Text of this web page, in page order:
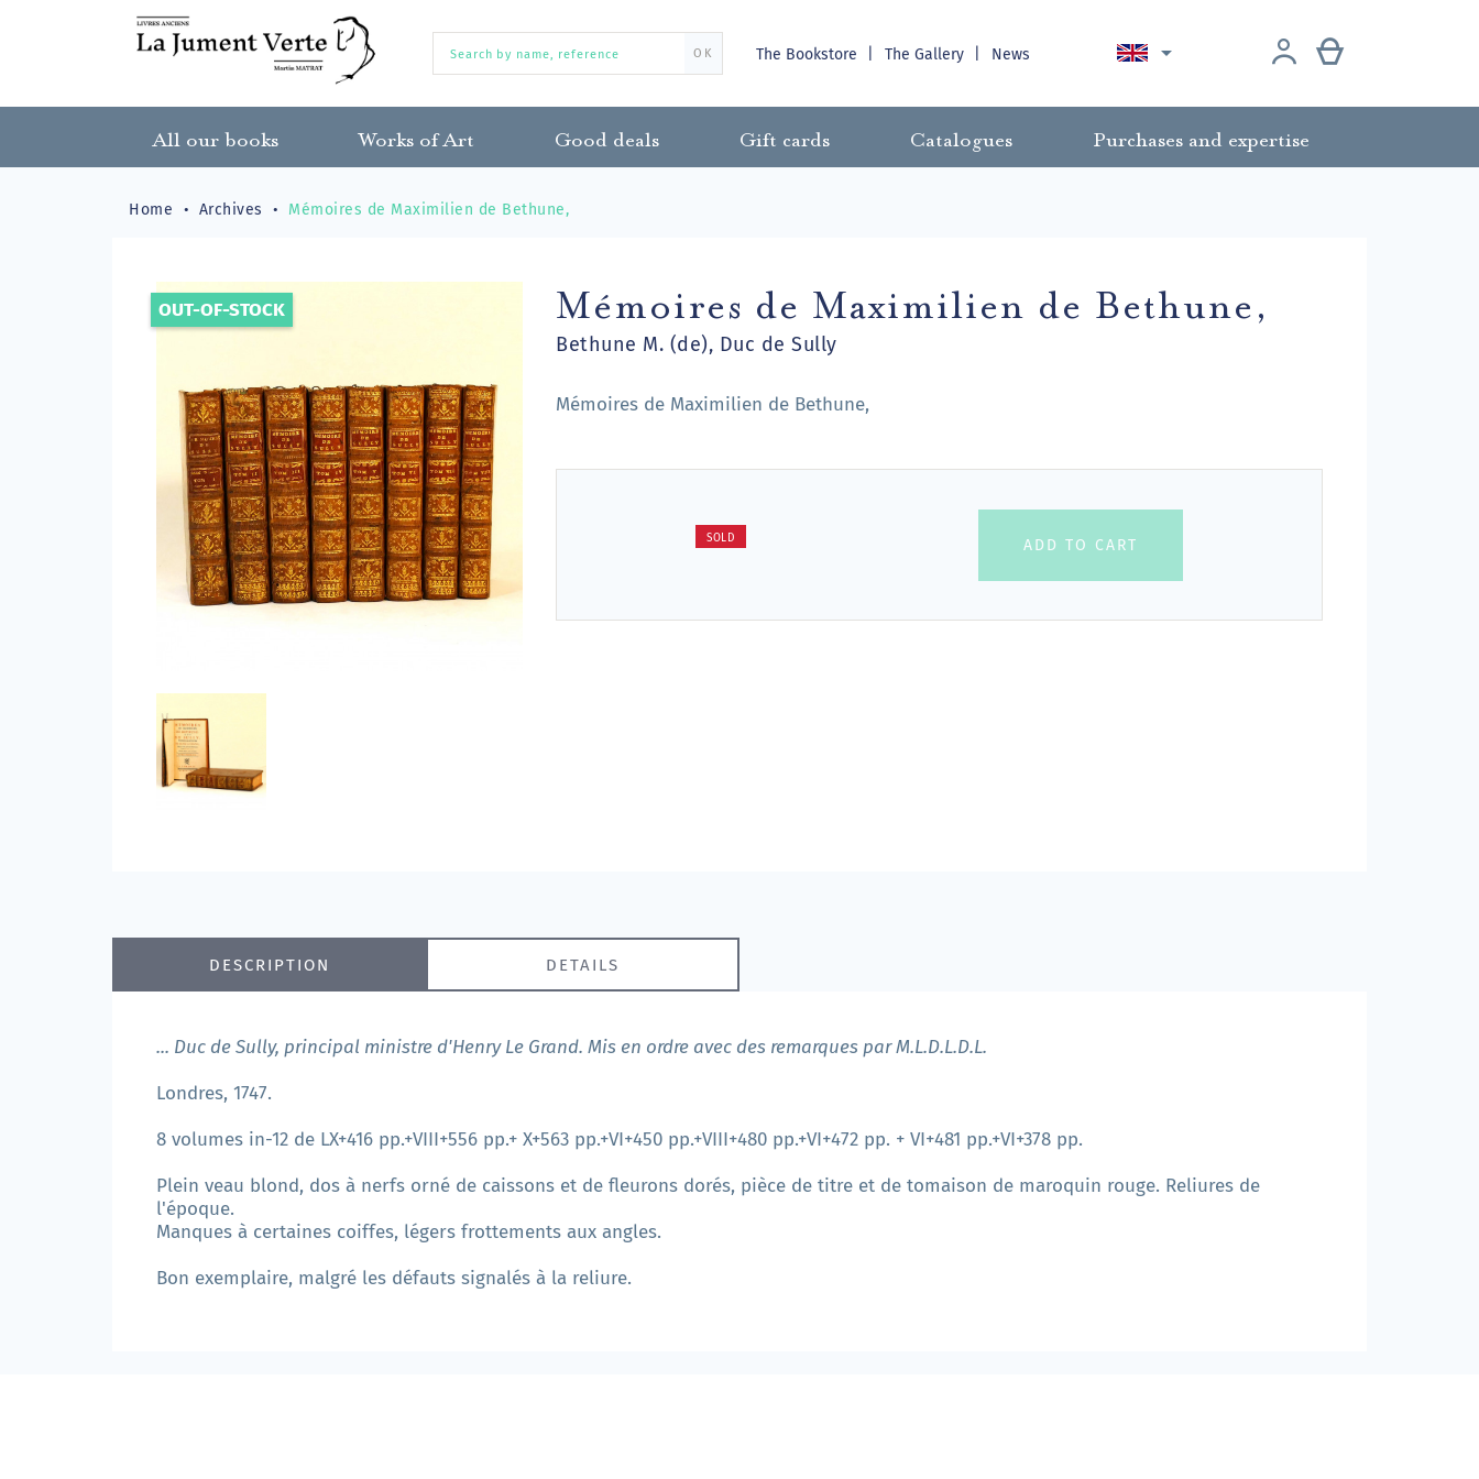
OK The Bookstore The Gallery News 
All our books Works of Art Good deals Gift cards Catalogues Purchases and expertise
Home Archives Mémoires de Maximilien de Bethune,
OUT-OF-STOCK Mémoires de Maximilien de Bethune,
Bethune M. (de), Duc de Sully
Mémoires de Maximilien de Bethune,
SOLD ADD TO CART
DESCRIPTION DETAILS
... Duc de Sully, principal ministre d'Henry Le Grand. Mis en ordre avec des remarques par M.L.D.L.D.L.
Londres, 1747.
8 volumes in-12 de LX+416 pp.+VIII+556 pp.+ X+563 pp.+VI+450 pp.+VIII+480 pp.+VI+472 pp. + VI+481 pp.+VI+378 pp.
Plein veau blond, dos à nerfs orné de caissons et de fleurons dorés, pièce de titre et de tomaison de maroquin rouge. Reliures de
l'époque.
Manques à certaines coiffes, légers frottements aux angles.
Bon exemplaire, malgré les défauts signalés à la reliure.